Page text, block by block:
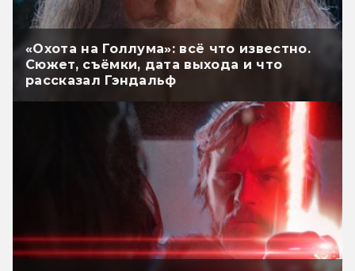
«Охота на Голлума»: всё что известно.
Сюжет, съёмки, дата выхода и что
рассказал Гэндальф